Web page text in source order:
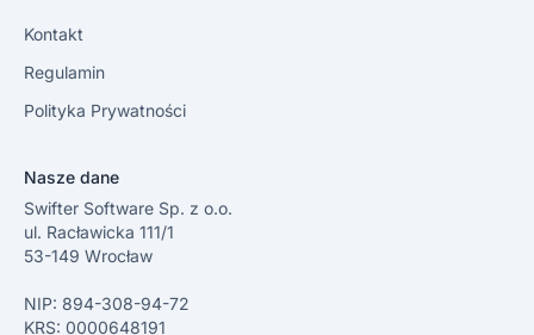
Kontakt
Regulamin
Polityka Prywatności
Nasze dane
Swifter Software Sp. z o.o.
ul. Racławicka 111/1
53-149 Wrocław
NIP: 894-308-94-72
KRS: 0000648191